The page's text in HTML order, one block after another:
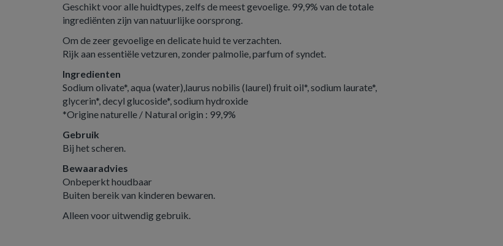
Geschikt voor alle huidtypes, zelfs de meest gevoelige. 99,9% van de totale
ingrediënten zijn van natuurlijke oorsprong.
Om de zeer gevoelige en delicate huid te verzachten.
Rijk aan essentiële vetzuren, zonder palmolie, parfum of syndet.
Ingredienten
Sodium olivate*, aqua (water),laurus nobilis (laurel) fruit oil*, sodium laurate*,
glycerin*, decyl glucoside*, sodium hydroxide
*Origine naturelle / Natural origin : 99,9%
Gebruik
Bij het scheren.
Bewaaradvies
Onbeperkt houdbaar
Buiten bereik van kinderen bewaren.
Alleen voor uitwendig gebruik.